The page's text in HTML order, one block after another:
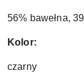
56% bawełna,
Kolor:
czarny